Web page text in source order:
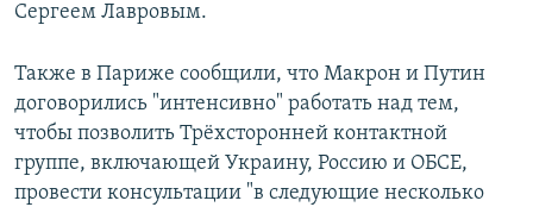
Сергеем Лавровым.
Также в Париже сообщили, что Макрон и Путин
договорились "интенсивно" работать над тем,
чтобы позволить Трёхсторонней контактной
группе, включающей Украину, Россию и ОБСЕ,
провести консультации "в следующие несколько